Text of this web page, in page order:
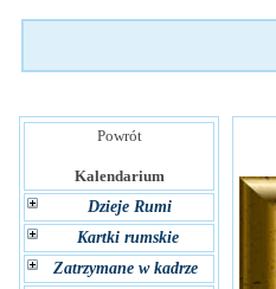
Powrót
Kalendarium
Dzieje Rumi
Kartki rumskie
Zatrzymane w kadrze